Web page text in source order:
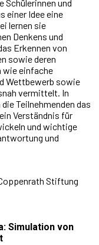
Schülerinnen und
einer Idee eine
lernen sie
Denkens und
Erkennen von
sowie deren
wie einfache
Wettbewerb sowie
vermittelt. In
Teilnehmenden das
Verständnis für
und wichtige
und
Stiftung
Simulation von